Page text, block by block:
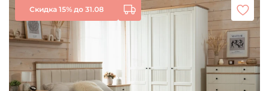
Скидка 15% до 31.08